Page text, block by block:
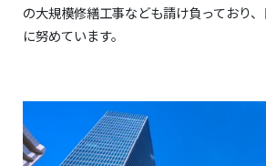
の大規模修繕工事なども請け負っており
に努めています。